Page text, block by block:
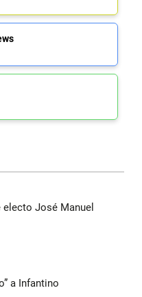
José Manuel
a Infantino